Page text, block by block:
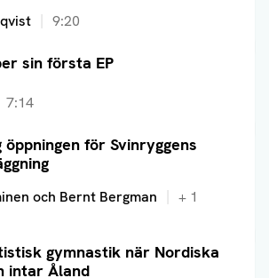
9:20
sin första EP
7:14
för Svinryggens
och Bernt Bergman + 1
gymnastik när Nordiska
intar Åland